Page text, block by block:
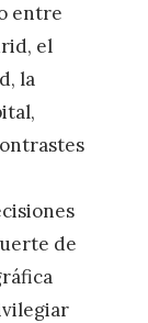
entre
el
la
de